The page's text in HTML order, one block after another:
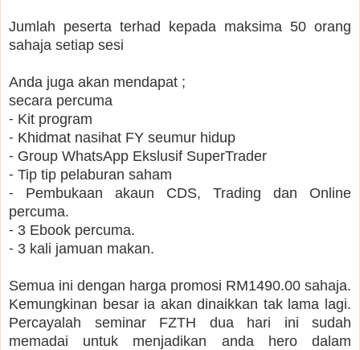
Jumlah peserta terhad kepada maksima 50 orang
sahaja setiap sesi
Anda juga akan mendapat ;
secara percuma
⁃ Kit program
⁃ Khidmat nasihat FY seumur hidup
⁃ Group WhatsApp Ekslusif SuperTrader
⁃ Tip tip pelaburan saham
⁃ Pembukaan akaun CDS, Trading dan Online
percuma.
⁃ 3 Ebook percuma.
⁃ 3 kali jamuan makan.
Semua ini dengan harga promosi RM1490.00 sahaja.
Kemungkinan besar ia akan dinaikkan tak lama lagi.
Percayalah seminar FZTH dua hari ini sudah
memadai untuk menjadikan anda hero dalam